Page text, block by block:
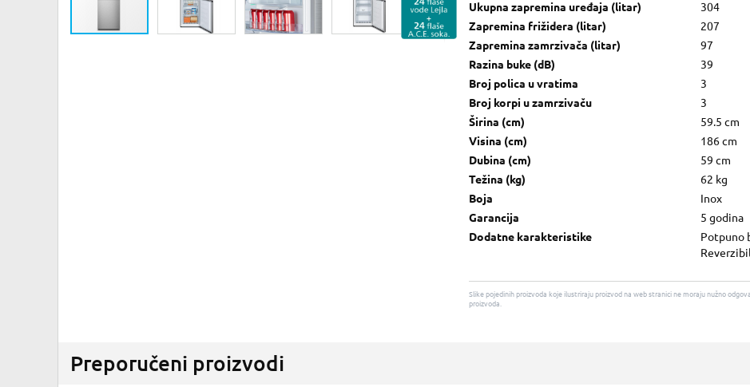
Ukupna zapremina uređaja (litar)
304
Zapremina frižidera (litar)
207
Zapremina zamrzivača (litar)
97
Razina buke (dB)
39
Broj polica u vratima
3
Broj korpi u zamrzivaču
3
Širina (cm)
59.5 cm
Visina (cm)
186 cm
Dubina (cm)
59 cm
Težina (kg)
62 kg
Boja
Inox
Garancija
5 godina
Dodatne karakteristike
Potpuno
Slike pojedinih proizvoda koje ilustriraju proizvod na web stranici ne moraju nužno
proizvoda.
Preporučeni proizvodi